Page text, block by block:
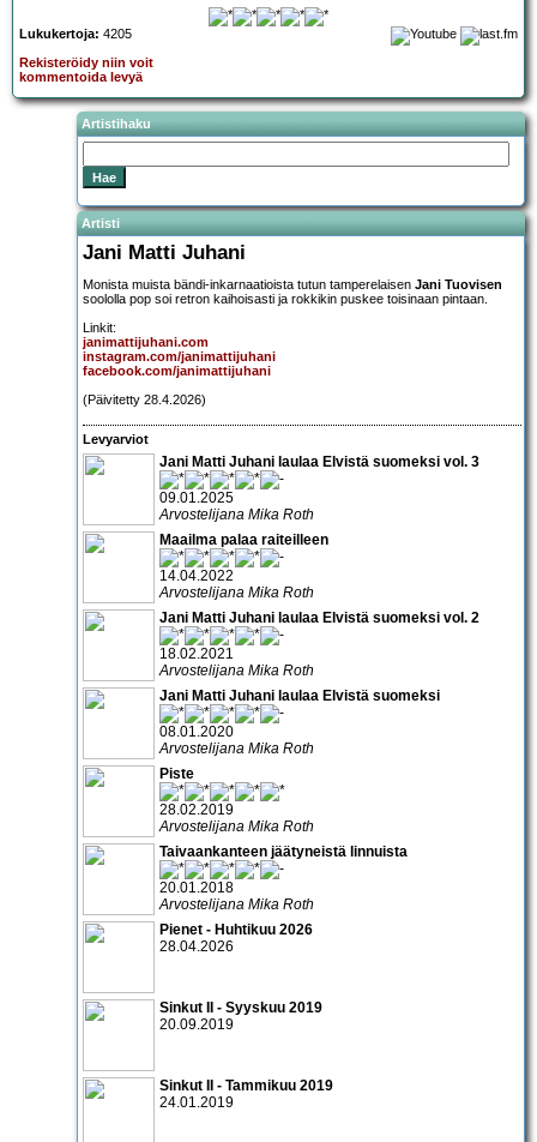
Lukukertoja: 4205
Rekisteröidy niin voit
kommentoida levyä
Artistihaku
Artisti
Jani Matti Juhani
Monista muista bändi-inkarnaatioista tutun tamperelaisen Jani Tuovisen
soololla pop soi retron kaihoisasti ja rokkikin puskee toisinaan pintaan.
Linkit:
janimattijuhani.com
instagram.com/janimattijuhani
facebook.com/janimattijuhani
(Päivitetty 28.4.2026)
Levyarviot
Jani Matti Juhani laulaa Elvistä suomeksi vol. 3
09.01.2025
Arvostelijana Mika Roth
Maailma palaa raiteilleen
14.04.2022
Arvostelijana Mika Roth
Jani Matti Juhani laulaa Elvistä suomeksi vol. 2
18.02.2021
Arvostelijana Mika Roth
Jani Matti Juhani laulaa Elvistä suomeksi
08.01.2020
Arvostelijana Mika Roth
Piste
28.02.2019
Arvostelijana Mika Roth
Taivaankanteen jäätyneistä linnuista
20.01.2018
Arvostelijana Mika Roth
Pienet - Huhtikuu 2026
28.04.2026
Sinkut II - Syyskuu 2019
20.09.2019
Sinkut II - Tammikuu 2019
24.01.2019